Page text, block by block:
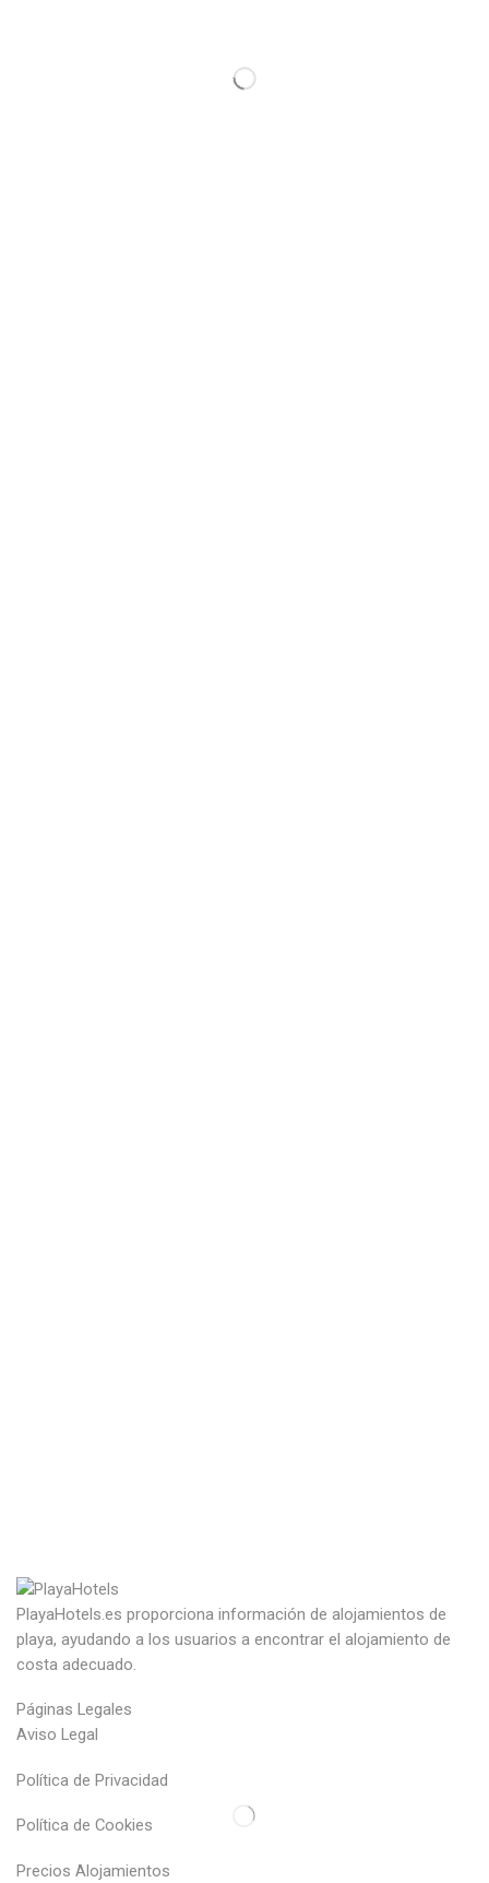
PlayaHotels.es proporciona información de alojamientos de
playa, ayudando a los usuarios a encontrar el alojamiento de
costa adecuado.
Páginas Legales
Aviso Legal
Política de Privacidad
Política de Cookies
Precios Alojamientos